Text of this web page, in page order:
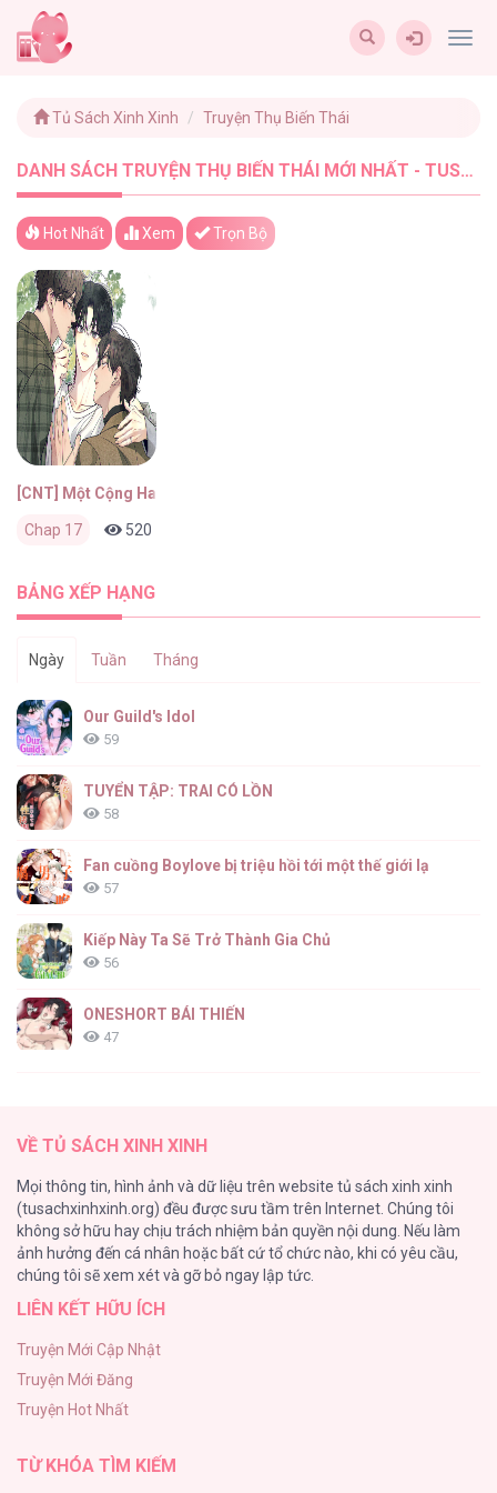
Tủ Sách Xinh Xinh Truyện Thụ Biến Thái
DANH SÁCH TRUYỆN THỤ BIẾN THÁI MỚI NHẤT - TUSACHXINHXINH (1)
Hot Nhất Xem Trọn Bộ
[CNT] Một Cộng Hai
Chap 17 520
BẢNG XẾP HẠNG
Ngày Tuần Tháng
Our Guild's Idol
59
TUYỂN TẬP: TRAI CÓ LỒN
58
Fan cuồng Boylove bị triệu hồi tới một thế giới lạ
57
Kiếp Này Ta Sẽ Trở Thành Gia Chủ
56
ONESHORT BÁI THIẾN
47
36
Tuyển Tập Manhwa Ngắn Bạo Dăm
34
Khế Ước Hôn Nhân Của Mẹ Tôi
Bạn Của Em Trai
33
VỀ TỦ SÁCH XINH XINH
Mọi thông tin, hình ảnh và dữ liệu trên website tủ sách xinh xinh
(tusachxinhxinh.org) đều được sưu tầm trên Internet. Chúng tôi
không sở hữu hay chịu trách nhiệm bản quyền nội dung. Nếu làm
ảnh hưởng đến cá nhân hoặc bất cứ tổ chức nào, khi có yêu cầu,
chúng tôi sẽ xem xét và gỡ bỏ ngay lập tức.
LIÊN KẾT HỮU ÍCH
Truyện Mới Cập Nhật
Truyện Mới Đăng
Truyện Hot Nhất
TỪ KHÓA TÌM KIẾM